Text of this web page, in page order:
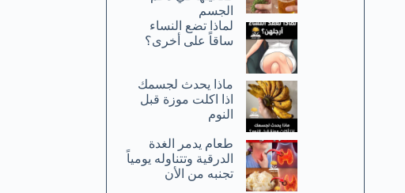
الجسم
لماذا تضع النساء
ساقاً على أخرى؟
ماذا يحدث لجسمك
اذا اكلت موزة قبل
النوم
طعام يدمر الغدة
الدرقية وتتناوله يومياً
تجنبه من الأن